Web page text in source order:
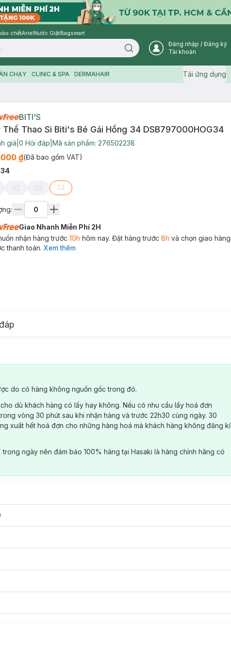
chếtArielNước GiặtBagsmart
Search icon User Icon
Đăng nhập / Đăng ký
Tài khoản
CHẠY CLINIC & SPA DERMAHAIR Tải ứng dụng
BITI'S
Thể Thao Si Biti's Bé Gái Hồng 34 DSB797000HOG34
giá 0 Hỏi đáp Mã sản phẩm: 276502238
₫(Đã bao gồm VAT)
34
32 33 34
Giao Nhanh Miễn Phí 2H
nhận hàng trước 10h hôm nay. Đặt hàng trước 8h và chọn giao hàng
thanh toán. Xem thêm
do có hàng không nguồn gốc trong đó.
cho dù khách hàng có lấy hay không. Nếu có nhu cầu lấy hoá đơn
vòng 30 phút sau khi nhận hàng và trước 22h30 cùng ngày. 30
xuất hết hoá đơn cho những hàng hoá mà khách hàng không đăng kí
ngày nên đảm bảo 100% hàng tại Hasaki là hàng chính hãng có